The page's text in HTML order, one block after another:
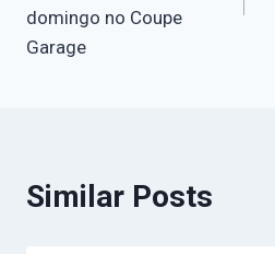
domingo no Coupe
Garage
Similar Posts